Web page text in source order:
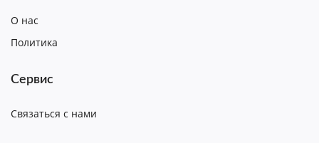
О нас
Политика
Сервис
Связаться с нами